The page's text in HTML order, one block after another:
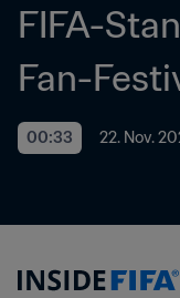
FIFA-
Fan-
00:33 22. Nov.